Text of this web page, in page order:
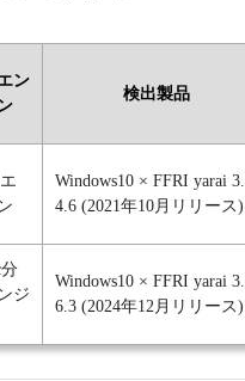
ン
検出製品
Windows10 × FFRI yarai 3.
4.6 (2021年10月リリース)
ジ
Windows10 × FFRI yarai 3.
6.3 (2024年12月リリース)